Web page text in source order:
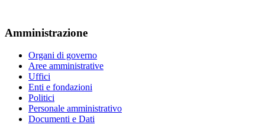
Amministrazione
Organi di governo
Aree amministrative
Uffici
Enti e fondazioni
Politici
Personale amministrativo
Documenti e Dati